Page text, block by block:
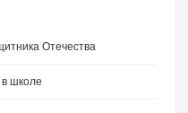
Отечества
школе